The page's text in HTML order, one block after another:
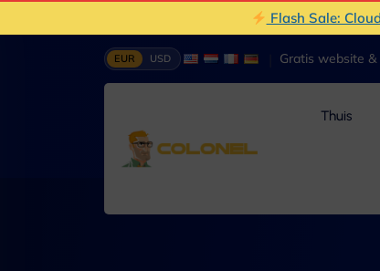
Flash Sale:
EUR USD Gratis website &
Thuis